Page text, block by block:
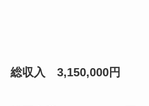
総収入 3,150,000円